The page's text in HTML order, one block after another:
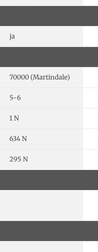
ja
70000 (Martindale)
5-6
1 N
634 N
295 N